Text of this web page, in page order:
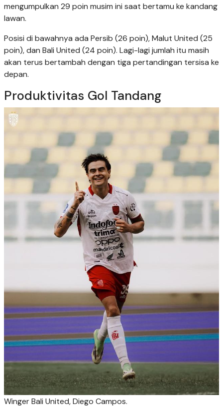
mengumpulkan 29 poin musim ini saat bertamu ke kandang
lawan.
Posisi di bawahnya ada Persib (26 poin), Malut United (25
poin), dan Bali United (24 poin). Lagi-lagi jumlah itu masih
akan terus bertambah dengan tiga pertandingan tersisa ke
depan.
Produktivitas Gol Tandang
Winger Bali United, Diego Campos.